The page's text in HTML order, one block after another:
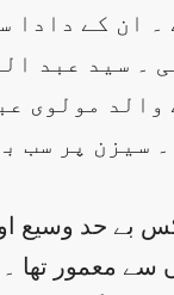
ان کے
۔ سید عبد
مولوی
پر سب
بے حد وسیع
معمور تھا